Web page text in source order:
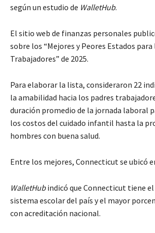
según un estudio de WalletHub.
El sitio web de finanzas personales
sobre los “Mejores y Peores Estados para
Trabajadores” de 2025.
Para elaborar la lista, consideraron 22
la amabilidad hacia los padres
duración promedio de la jornada laboral
los costos del cuidado infantil hasta la
hombres con buena salud.
Entre los mejores, Connecticut se ubicó
WalletHubindicó que Connecticut tiene
sistema escolar del país y el mayor
con acreditación nacional.